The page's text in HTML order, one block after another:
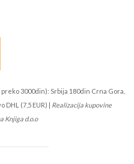
3000din): Srbija 180din Crna Gora,
DHL (7,5 EUR) | Realizacija kupovine
Knjiga d.o.o